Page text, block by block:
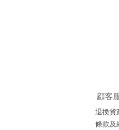
顧客
退換貨
條款及